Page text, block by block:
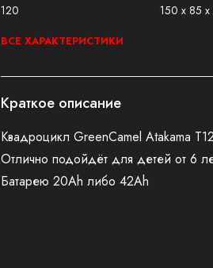
120 150 х 85 х
ВСЕ ХАРАКТЕРИСТИКИ
Краткое описание
Квадроцикл GreenCamel Atakama
Отлично подойдёт для детей от 6
Батарею 20Ah либо 42Ah